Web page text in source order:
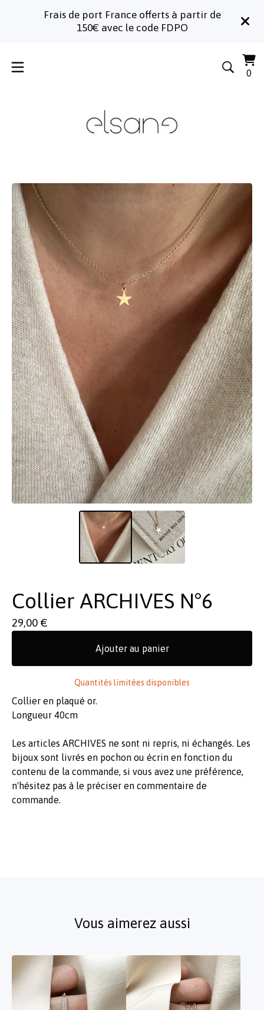
Frais de port France offerts à partir de
150€ avec le code FDPO
0
Collier ARCHIVES N°6
29,00 €
Ajouter au panier
Quantités limitées disponibles
Collier en plaqué or.
Longueur 40cm
Les articles ARCHIVES ne sont ni repris, ni échangés. Les
bijoux sont livrés en pochon ou écrin en fonction du
contenu de la commande, si vous avez une préférence,
n'hésitez pas à le préciser en commentaire de
commande.
Vous aimerez aussi